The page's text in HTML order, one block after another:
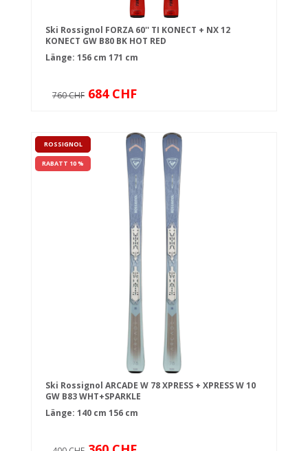
Ski Rossignol FORZA 60'' TI KONECT + NX 12
KONECT GW B80 BK HOT RED
Länge: 156 cm 171 cm
760 CHF 684 CHF
ROSSIGNOL
RABATT 10 %
Ski Rossignol ARCADE W 78 XPRESS + XPRESS W 10
GW B83 WHT+SPARKLE
Länge: 140 cm 156 cm